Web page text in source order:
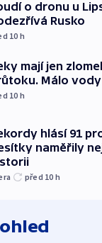
o dronu u
Rusko
10 h
mají jen
Málo
10 h
hlásí 91
naměřily
před 10 h